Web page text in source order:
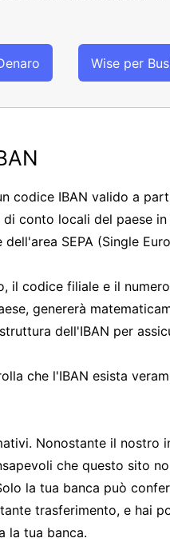
Wise per
codice IBAN valido a
conto locali del paese
SEPA (Single
il codice filiale e il
genererà
dell'IBAN per
che l'IBAN esista
Nonostante il nostro
che questo sito
la tua banca può
trasferimento, e hai
la tua banca.